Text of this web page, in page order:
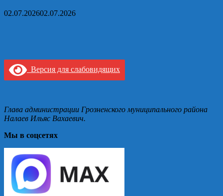
02.07.202602.07.2026
Версия для слабовидящих
Глава администрации Грозненского муниципального района
Налаев Ильяс Вахаевич.
Мы в соцсетях